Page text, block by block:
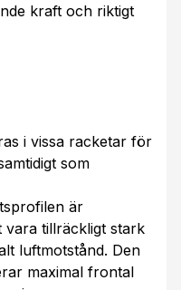
kraft och riktigt
i vissa racketar för
som
är
tillräckligt stark
luftmotstånd. Den
maximal frontal